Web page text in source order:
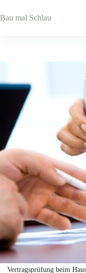
Inhalt
springen
Bau mal Schlau
Vertragsprüfung beim